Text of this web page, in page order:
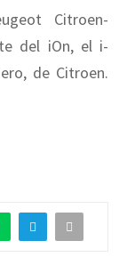
Citroen-
del iOn, el i-
de Citroen.